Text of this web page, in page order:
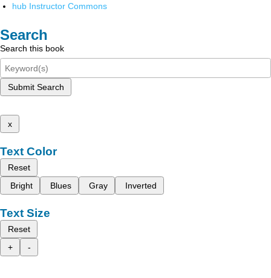
hub Instructor Commons
Search
Search this book
Submit Search
x
Text Color
Reset
Bright
Blues Gray Inverted
Text Size
Reset
+
-